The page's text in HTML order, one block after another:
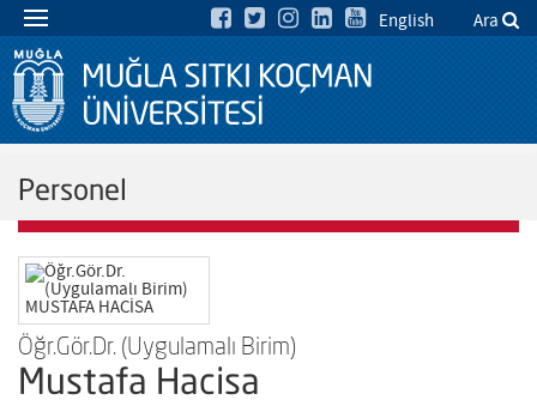
English Ara
Personel
Öğr.Gör.Dr. (Uygulamalı Birim)
Mustafa Hacisa